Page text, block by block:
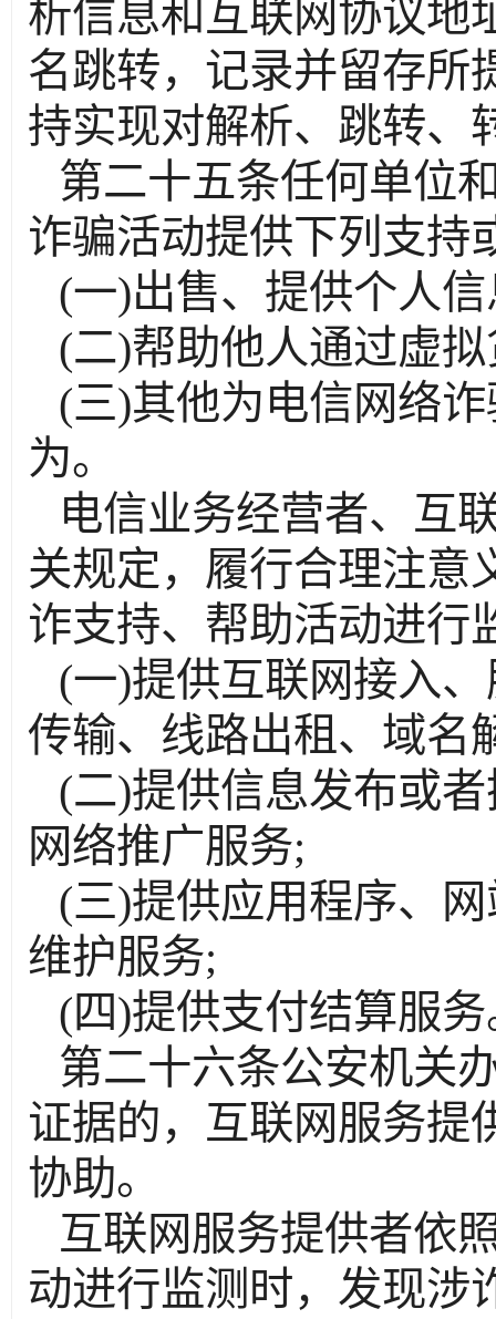
析信息和互联网协议地
名跳转，记录并留存所
持实现对解析、跳转、
第二十五条任何单位
诈骗活动提供下列支持
(一)出售、提供个人
(二)帮助他人通过虚
(三)其他为电信网络
为。
电信业务经营者、互
关规定，履行合理注意
诈支持、帮助活动进行
(一)提供互联网接入
传输、线路出租、域名
(二)提供信息发布或
网络推广服务;
(三)提供应用程序、
维护服务;
(四)提供支付结算服
第二十六条公安机关
证据的，互联网服务提
协助。
互联网服务提供者依
动进行监测时，发现涉